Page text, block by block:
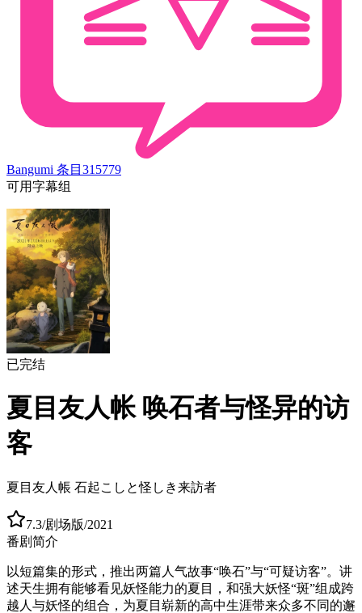
Bangumi 条目 315779
可用字幕组
已完结
夏目友人帐 唤石者与怪异的访
客
夏目友人帳 石起こしと怪しき来訪者
7.3/剧场版/2021
番剧简介
以短篇集的形式，推出两篇人气故事“唤石”与“可疑访客”。讲
述天生拥有能够看见妖怪能力的夏目，和强大妖怪“斑”组成跨
越人与妖怪的组合，为夏目崭新的高中生涯带来众多不同的邂